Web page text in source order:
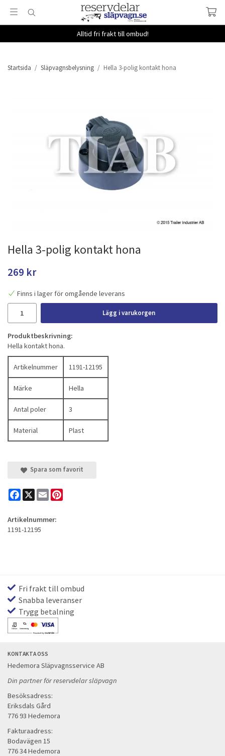
Alltid fri frakt till ombud!
Startsida / Släpvagnsbelysning / Hella 3-polig kontakt hona
Hella 3-polig kontakt hona
269 kr
Finns i lager för omgående leverans
Lägg i varukorgen
Produktbeskrivning:
Hella kontakt hona.
Artikelnummer 1191-12195
Märke Hella
Antal poler 3
Material Plast
Spara som favorit
Facebook
X Email
Artikelnummer:
1191-12195
Fri frakt till ombud
Snabba leveranser
Trygg betalning
KONTAKTA OSS
Hedemora Släpvagnsservice AB
Din partner för reservdelar släpvagn
Besöksadress:
Eriksdals Gård
776 93 Hedemora
Fakturaadress:
Bodavägen 15
776 34 Hedemora